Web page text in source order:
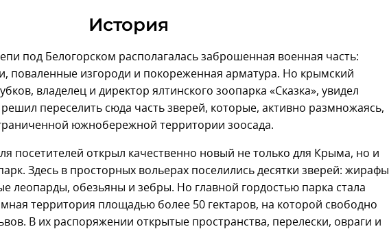
История
под Белогорском располагалась заброшенная военная часть:
поваленные изгороди и покореженная арматура. Но крымский
владелец и директор ялтинского зоопарка «Сказка», увидел
переселить сюда часть зверей, которые, активно размножаясь,
южнобережной территории зоосада.
посетителей открыл качественно новый не только для Крыма, но и
Здесь в просторных вольерах поселились десятки зверей: жирафы
леопарды, обезьяны и зебры. Но главной гордостью парка стала
территория площадью более 50 гектаров, на которой свободно
В их распоряжении открытые пространства, перелески, овраги и